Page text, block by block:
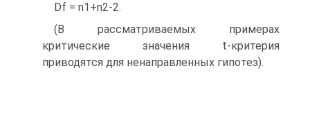
Df = n1+n2-2.
(В рассматриваемых примерах
критические значения t-критерия
приводятся для ненаправленных гипотез).